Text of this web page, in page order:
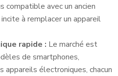
compatible avec un ancien
à remplacer un appareil
rapide : Le marché est
de smartphones,
appareils électroniques, chacun